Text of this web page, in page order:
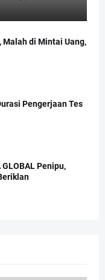
Malah di Mintai Uang,
Pengerjaan Tes
GLOBAL Penipu,